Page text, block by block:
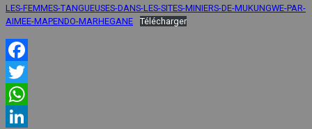
LES-FEMMES-TANGUEUSES-DANS-LES-SITES-MINIERS-DE-MUKUNGWE-PAR-
AIMEE-MAPENDO-MARHEGANE
Télécharger
Facebook
Twitter
WhatsApp